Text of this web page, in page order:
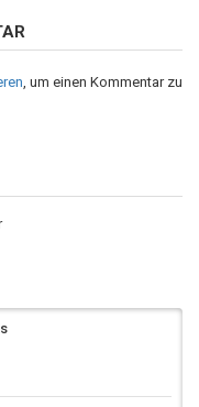
, um einen Kommentar zu